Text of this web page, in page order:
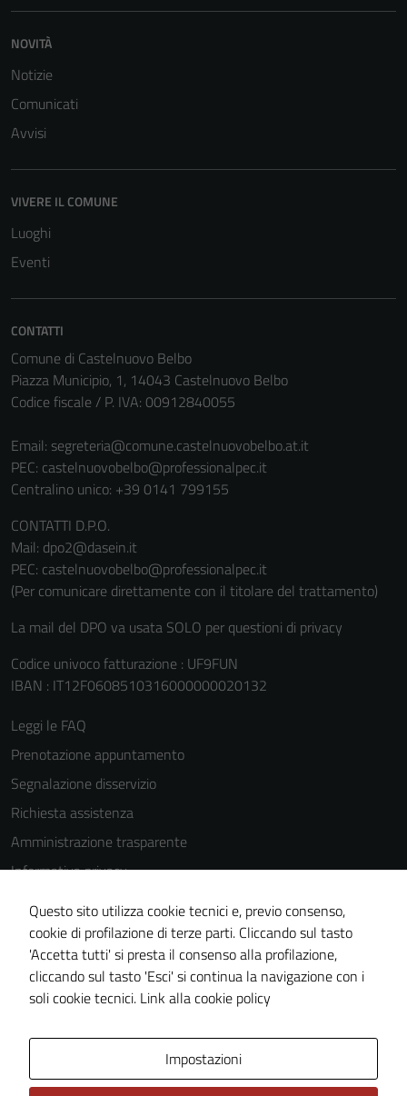
NOVITÀ
Notizie
Comunicati
Avvisi
VIVERE IL COMUNE
Luoghi
Eventi
CONTATTI
Comune di Castelnuovo Belbo
Piazza Municipio, 1, 14043 Castelnuovo Belbo
Codice fiscale / P. IVA: 00912840055
Email: segreteria@comune.castelnuovobelbo.at.it
PEC: castelnuovobelbo@professionalpec.it
Centralino unico: +39 0141 799155
CONTATTI D.P.O.
Mail: dpo2@dasein.it
PEC: castelnuovobelbo@professionalpec.it
(Per comunicare direttamente con il titolare del trattamento)
La mail del DPO va usata SOLO per questioni di privacy
Codice univoco fatturazione : UF9FUN
IBAN : IT12F0608510316000000020132
Leggi le FAQ
Prenotazione appuntamento
Segnalazione disservizio
Richiesta assistenza
Amministrazione trasparente
Informativa privacy
Cookie Policy
Note legali
Dichiarazione di accessibilità
Piano di miglioramento del sito
Questo sito utilizza cookie tecnici e, previo consenso,
cookie di profilazione di terze parti. Cliccando sul tasto
'Accetta tutti' si presta il consenso alla profilazione,
cliccando sul tasto 'Esci' si continua la navigazione con i
soli cookie tecnici. Link alla cookie policy
Impostazioni
per il
non raccolgono